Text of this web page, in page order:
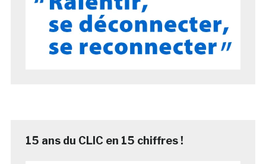
15 ans du CLIC en 15 chiffres !